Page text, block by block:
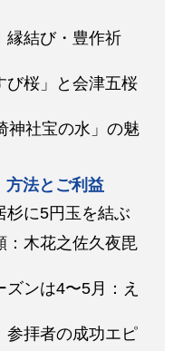
縁結び・豊作祈
び桜」と会津五桜
神社宝の水」の魅
方法とご利益
杉に5円玉を結ぶ
：木花之佐久夜毘
ンは4〜5月：え
参拝者の成功エピ